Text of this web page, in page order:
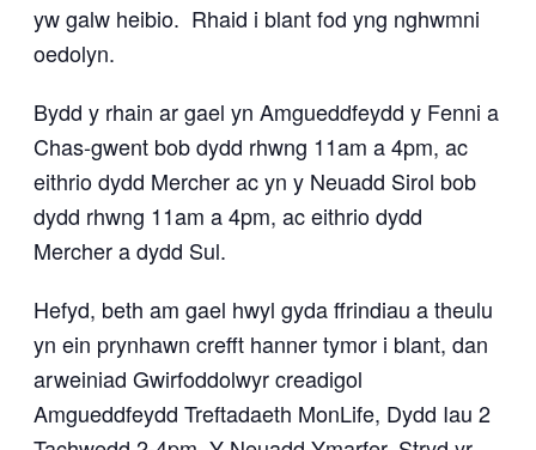
yw galw heibio. Rhaid i blant fod yng nghwmni
oedolyn.
Bydd y rhain ar gael yn Amgueddfeydd y Fenni a
Chas-gwent bob dydd rhwng 11am a 4pm, ac
eithrio dydd Mercher ac yn y Neuadd Sirol bob
dydd rhwng 11am a 4pm, ac eithrio dydd
Mercher a dydd Sul.
Hefyd, beth am gael hwyl gyda ffrindiau a theulu
yn ein prynhawn crefft hanner tymor i blant, dan
arweiniad Gwirfoddolwyr creadigol
Amgueddfeydd Treftadaeth MonLife, Dydd Iau 2